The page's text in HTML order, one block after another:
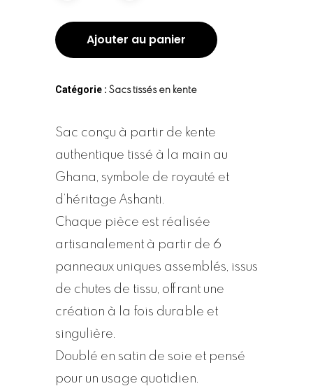
Ajouter au panier
Catégorie : Sacs tissés en kente
Sac conçu à partir de kente
authentique tissé à la main au
Ghana, symbole de royauté et
d’héritage Ashanti.
Chaque pièce est réalisée
artisanalement à partir de 6
panneaux uniques assemblés, issus
de chutes de tissu, offrant une
création à la fois durable et
singulière.
Doublé en satin de soie et pensé
pour un usage quotidien.